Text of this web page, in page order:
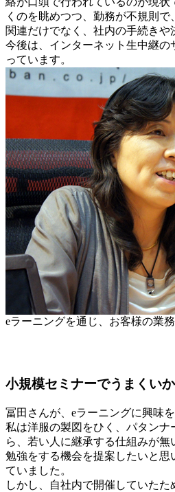
くのを眺めつつ、勤務が不規則
関連だけでなく、社内の手続きや
今後は、インターネット生中継
っています。
eラーニングを通じ、お客様の業
小規模セミナーでうまくい
冨田さんが、eラーニングに興味
私は洋服の製図をひく、パタン
ら、若い人に継承する仕組みが
勉強をする機会を提案したいと思
ていました。
しかし、自社内で開催していた